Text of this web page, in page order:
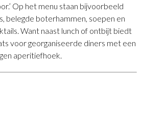
Op het menu staan bijvoorbeeld
belegde boterhammen, soepen en
Want naast lunch of ontbijt biedt
voor georganiseerde diners met een
aperitiefhoek.